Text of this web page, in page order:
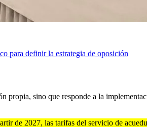
para definir la estrategia de oposición
propia, sino que responde a la
de 2027, las tarifas del servicio de